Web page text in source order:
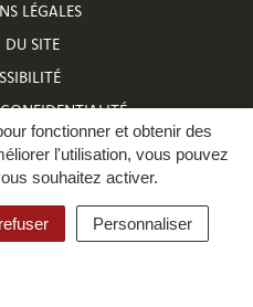
fonctionner et obtenir des
l'utilisation, vous pouvez
souhaitez activer.
Personnaliser
LÉGALES
DU SITE
D’URGENCE